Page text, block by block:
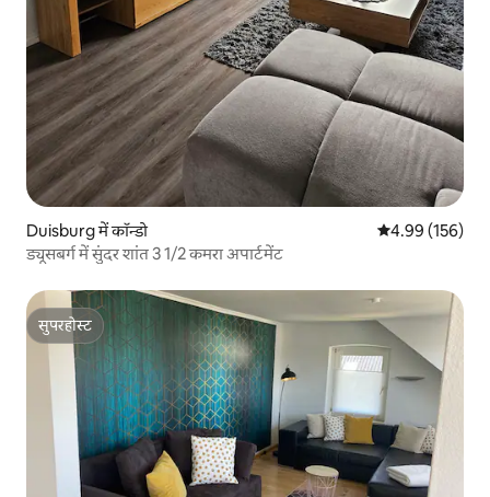
Duisburg में कॉन्डो औसत रेटिंग 5 में से
4.99 (156)
ड्यूसबर्ग में सुंदर शांत 3 1/2 कमरा अपार्टमेंट
सुपरहोस्ट
सुपरहोस्ट